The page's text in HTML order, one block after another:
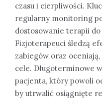
czasu i cierpliwości.
regularny monitoring
dostosowanie terapii do
Fizjoterapeuci śledzą
zabiegów oraz
cele. Długoterminowe
pacjenta, który powoli
by utrwalić osiągnięte